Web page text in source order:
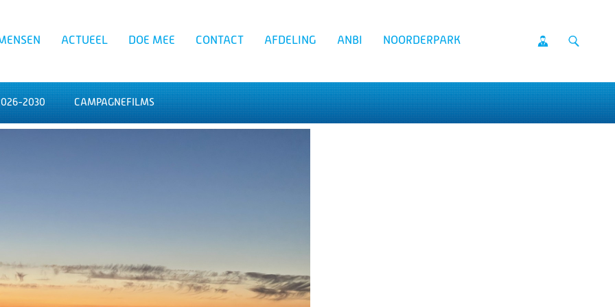
ACTUEEL DOE MEE CONTACT AFDELING ANBI NOORDERPARK
Zoeken
2030 CAMPAGNEFILMS